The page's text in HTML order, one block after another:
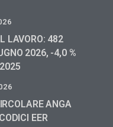
LAVORO: 482
2026, -4,0 %
ANGA
EER